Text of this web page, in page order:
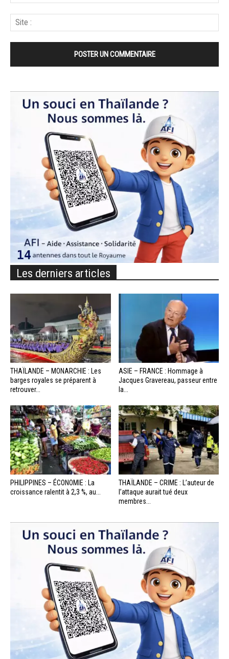
Les derniers articles
THAÏLANDE – MONARCHIE : Les
barges royales se préparent à
retrouver...
ASIE – FRANCE : Hommage à
Jacques Gravereau, passeur entre
la...
PHILIPPINES – ÉCONOMIE : La
croissance ralentit à 2,3 %, au...
THAÏLANDE – CRIME : L’auteur de
l’attaque aurait tué deux
membres...